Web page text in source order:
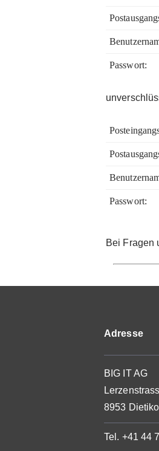
E-MAIL
E-MAIL RICHTLINIEN
KUNDEN- INFO /
VIDEOÜBERWACHUNG
OFFENE
OFFENE STELLEN –
Passwort:
Passwort:
Bei Fragen
Adresse
BIG IT AG
8953
Tel. +41 44